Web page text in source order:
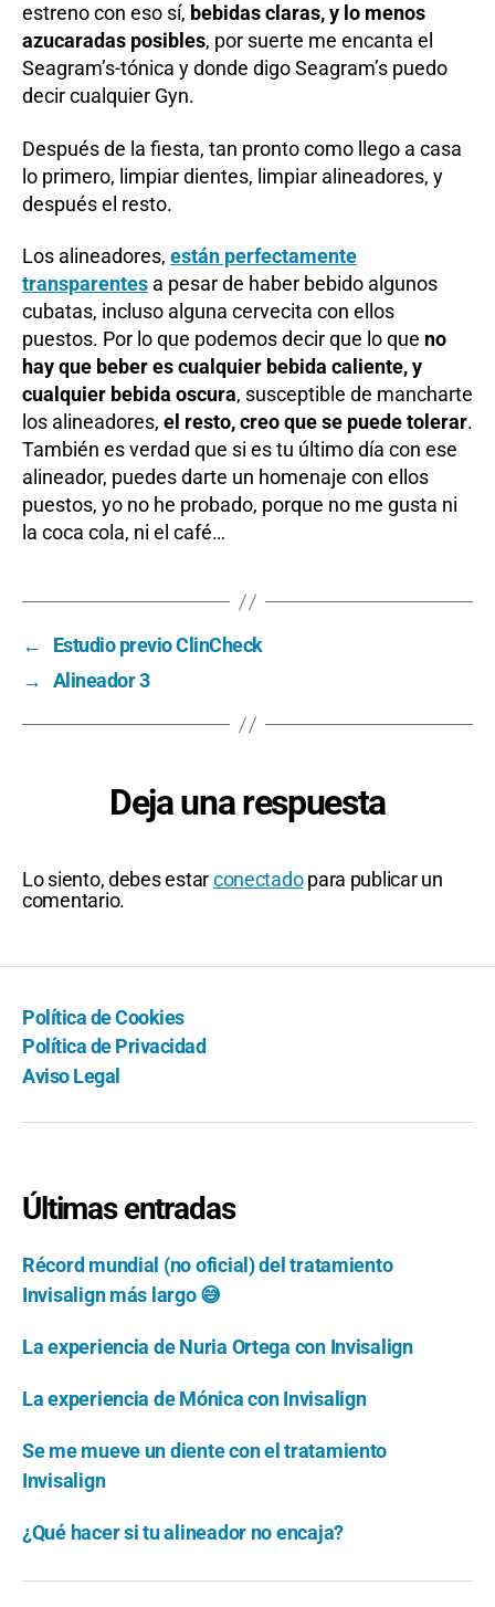
estreno con eso sí, bebidas claras, y lo menos
azucaradas posibles, por suerte me encanta el
Seagram’s-tónica y donde digo Seagram’s puedo
decir cualquier Gyn.
Después de la fiesta, tan pronto como llego a casa
lo primero, limpiar dientes, limpiar alineadores, y
después el resto.
Los alineadores, están perfectamente
transparentes a pesar de haber bebido algunos
cubatas, incluso alguna cervecita con ellos
puestos. Por lo que podemos decir que lo que no
hay que beber es cualquier bebida caliente, y
cualquier bebida oscura, susceptible de mancharte
los alineadores, el resto, creo que se puede tolerar.
También es verdad que si es tu último día con ese
alineador, puedes darte un homenaje con ellos
puestos, yo no he probado, porque no me gusta ni
la coca cola, ni el café…
←
Estudio previo ClinCheck
→
Alineador 3
Deja una respuesta
Lo siento, debes estarconectadopara publicar un
comentario.
Política de Cookies
Política de Privacidad
Aviso Legal
Últimas entradas
Récord mundial (no oficial) del tratamiento
Invisalign más largo 😅
La experiencia de Nuria Ortega con Invisalign
La experiencia de Mónica con Invisalign
Se me mueve un diente con el tratamiento
Invisalign
¿Qué hacer si tu alineador no encaja?